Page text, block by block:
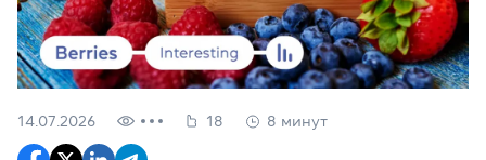
14.07.2026 18 8 минут